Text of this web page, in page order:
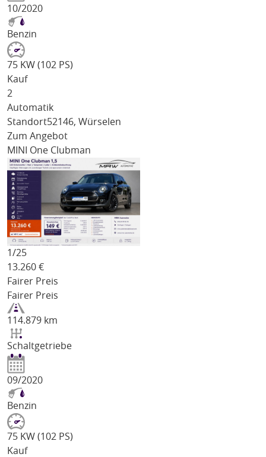
10/2020
Benzin
75 KW (102 PS)
Kauf
2
Automatik
Standort52146, Würselen
Zum Angebot
MINI One Clubman
1/25
13.260 €
Fairer Preis
Fairer Preis
114.879 km
Schaltgetriebe
09/2020
Benzin
75 KW (102 PS)
Kauf